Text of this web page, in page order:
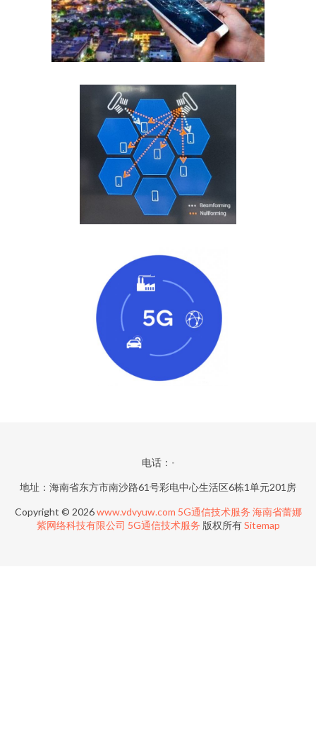
电话：-
地址：海南省东方市南沙路61号彩电中心生活区6栋1单元201房
Copyright © 2026www.vdvyuw.com 5G通信技术服务 海南省蕾娜
紫网络科技有限公司 5G通信技术服务 版权所有Sitemap